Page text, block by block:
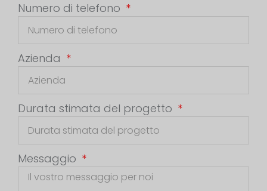
Numero di telefono
Azienda
Durata stimata del progetto
Messaggio